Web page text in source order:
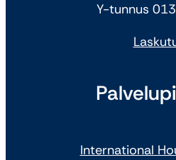
Y-tunnus
International